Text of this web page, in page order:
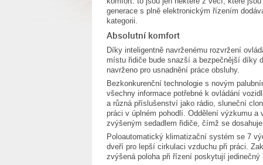
generace s plně elektronickým řízením
kategorii.
Absolutní komfort
Díky inteligentně navrženému rozvržení
místu řidiče bude snazší a bezpečnější díky
navrženo pro usnadnění práce obsluhy.
Bezkonkurenční technologie s novým
všechny informace potřebné k ovládání
a různá příslušenství jako rádio, sluneční
práci v úplném pohodlí. Oddělení výzkumu
zvýšeným sedadlem řidiče, čímž se
Poloautomatický klimatizační systém se 7
dveří pro lepší cirkulaci vzduchu při práci.
zvýšená poloha při řízení poskytují jedinečný